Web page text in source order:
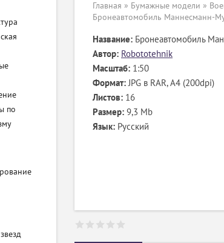
Главная » Бумажные модели »
Бронеавтомобиль Маннесманн-
Название: Бронеавтомобиль
Автор: Robototehnik
Масштаб: 1:50
Формат:JPG в RAR, А4 (200dpi)
Листов: 16
Размер: 9,3 Mb
Язык: Русский
по